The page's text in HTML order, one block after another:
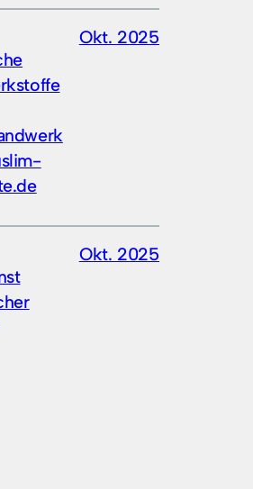
Okt. 2025
Okt. 2025